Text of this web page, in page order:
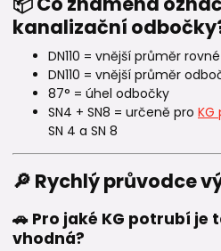
kanalizační
DN110 = vnější průměr
DN110 = vnější průměr
87° = úhel odbočky
SN4 + SN8 = určeně pro KG
SN 4 a SN 8
🔎 Rychlý průvodce
🚗 Pro jaké KG potrubí
vhodná?